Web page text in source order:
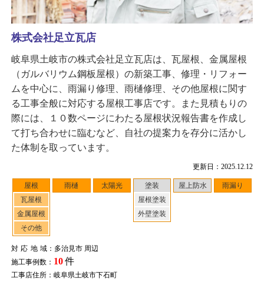
更新日：2025.12.12
屋根
瓦屋根
金属屋根
その他
雨樋 太陽光
塗装
屋根塗装
外壁塗装
屋上防水 雨漏り
対応地域：多治見市 周辺
施工事例数： 10件
工事店住所：岐阜県土岐市下石町
株式会社足立瓦店
岐阜県土岐市の株式会社足立瓦店は、瓦屋根、金属屋根
（ガルバリウム鋼板屋根）の新築工事、修理・リフォー
ムを中心に、雨漏り修理、雨樋修理、その他屋根に関す
る工事全般に対応する屋根工事店です。また見積もりの
際には、１０数ページにわたる屋根状況報告書を作成し
て打ち合わせに臨むなど、自社の提案力を存分に活かし
た体制を取っています。